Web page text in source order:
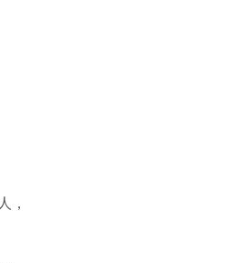
，